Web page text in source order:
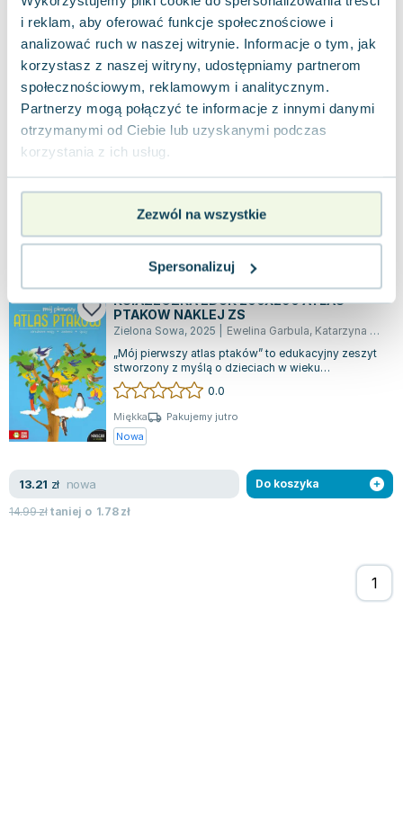
i reklam, aby oferować funkcje społecznościowe i
analizować ruch w naszej witrynie. Informacje o tym, jak
korzystasz z naszej witryny, udostępniamy partnerom
społecznościowym, reklamowym i analitycznym.
Partnerzy mogą połączyć te informacje z innymi danymi
otrzymanymi od Ciebie lub uzyskanymi podczas
korzystania z ich usług.
Zezwól na wszystkie
Spersonalizuj
14.74 nowa
14.99zł taniej o 0.25zł
Do koszyka
Mój pierwszy atlas ciała człowieka
Zielona Sowa,2026| Ewelina Garbula ,opracowanie zbiorowe
„Mój pierwszy atlas ciała człowieka” to zeszyt
edukacyjny skierowany do dzieci w młodszym
wieku szkolnym, który w przystępny sposó...
12.90zł nowa Do koszyka
KSIAZECZKA EDUK 200X290 ATLAS
PTAKOW NAKLEJ ZS
Zielona Sowa, 2025 Ewelina Garbula, Katarzyna Żak
„Mój pierwszy atlas ptaków” to edukacyjny zeszyt
stworzony z myślą o dzieciach w wieku
wczesnoszkolnym. Na każdej rozkładówce omaw...
0.0
Miękka
Pakujemy jutro
Nowa
13.21 zł nowa
14.99złtaniej o 1.78zł
Do koszyka